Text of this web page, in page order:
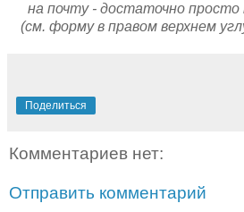
на почту - достаточно просто
(см. форму в правом верхнем
Поделиться
Комментариев нет:
Отправить комментарий